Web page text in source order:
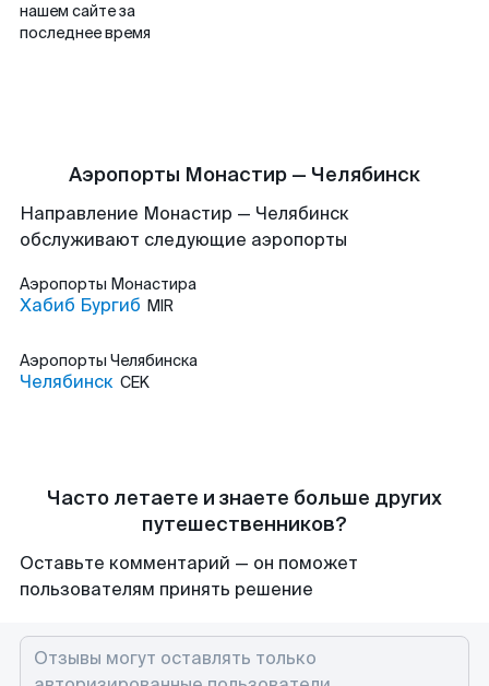
нашем сайте за
последнее время
Аэропорты Монастир — Челябинск
Направление Монастир — Челябинск
обслуживают следующие аэропорты
Аэропорты Монастира
Хабиб Бургиб MIR
Аэропорты Челябинска
Челябинск CEK
Часто летаете и знаете больше других
путешественников?
Оставьте комментарий — он поможет
пользователям принять решение